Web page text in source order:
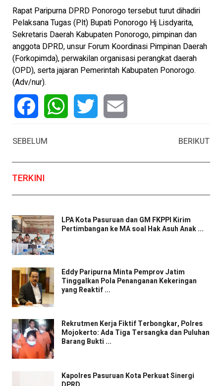
Rapat Paripurna DPRD Ponorogo tersebut turut dihadiri
Pelaksana Tugas (Plt) Bupati Ponorogo Hj Lisdyarita,
Sekretaris Daerah Kabupaten Ponorogo, pimpinan dan
anggota DPRD, unsur Forum Koordinasi Pimpinan Daerah
(Forkopimda), perwakilan organisasi perangkat daerah
(OPD), serta jajaran Pemerintah Kabupaten Ponorogo.
(Adv/nur).
SEBELUM
BERIKUT
TERKINI
LPA Kota Pasuruan dan GM FKPPI Kirim
Pertimbangan ke MA soal Hak Asuh Anak ...
Eddy Paripurna Minta Pemprov Jatim
Tinggalkan Pola Penanganan Kekeringan
yang Reaktif ...
Rekrutmen Kerja Fiktif Terbongkar, Polres
Mojokerto: Ada Tiga Tersangka dan Puluhan
Barang Bukti ...
Kapolres Pasuruan Kota Perkuat Sinergi